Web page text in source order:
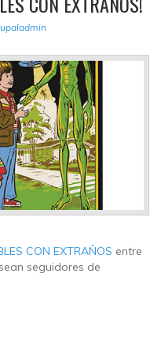
CON EXTRAÑOS entre
seguidores de